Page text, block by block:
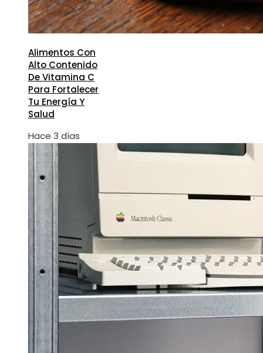
Alimentos Con
Alto Contenido
De Vitamina C
Para Fortalecer
Tu Energía Y
Salud
Hace 3 días